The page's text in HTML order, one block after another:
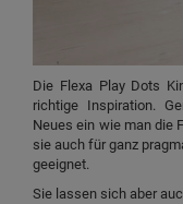
Die Flexa Play Dots
richtige Inspiration.
Neues ein wie man die
sie auch für ganz
geeignet.
Sie lassen sich aber